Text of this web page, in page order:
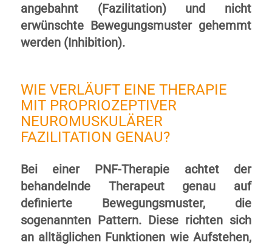
angebahnt (Fazilitation) und nicht
erwünschte Bewegungsmuster gehemmt
werden (Inhibition).
WIE VERLÄUFT EINE THERAPIE
MIT PROPRIOZEPTIVER
NEUROMUSKULÄRER
FAZILITATION GENAU?
Bei einer PNF-Therapie achtet der
behandelnde Therapeut genau auf
definierte Bewegungsmuster, die
sogenannten Pattern. Diese richten sich
an alltäglichen Funktionen wie Aufstehen,